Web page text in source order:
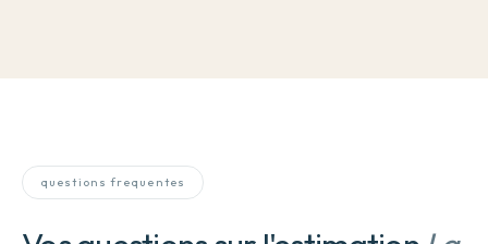
questions frequentes